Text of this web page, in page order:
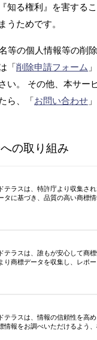
知る権利』を害する
うためです。
等の個人情報等の削
「削除申請フォーム
い。 その他、本サー
ら、「お問い合わせ
の取り組み
テラスは、特許庁より収集さ
タに基づき、品質の高い商標
テラスは、誰もが安心して商
り商標データを収集し、レポ
テラスは、情報の信頼性を高
情報をお調べいただけるよう